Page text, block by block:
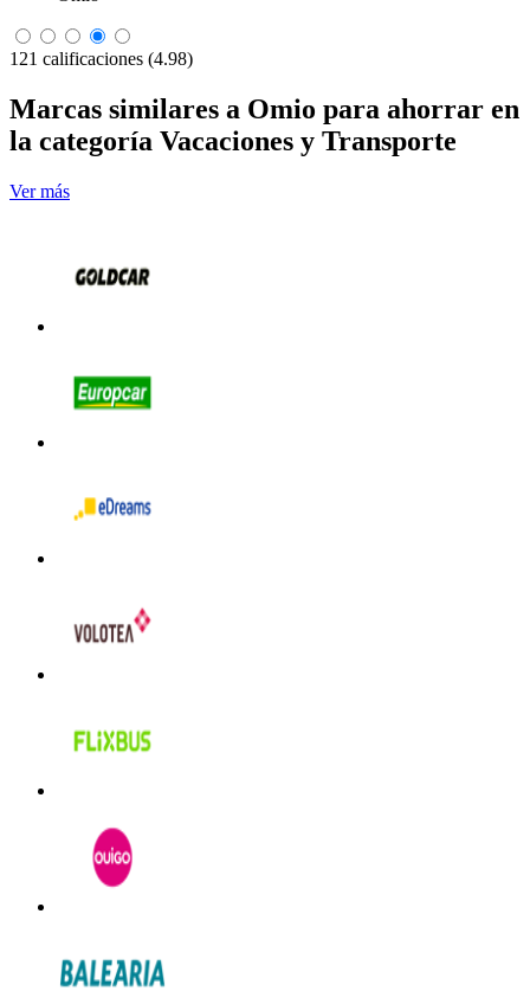
121 calificaciones (4.98)
Marcas similares a Omio para ahorrar en
la categoría Vacaciones y Transporte
Ver más